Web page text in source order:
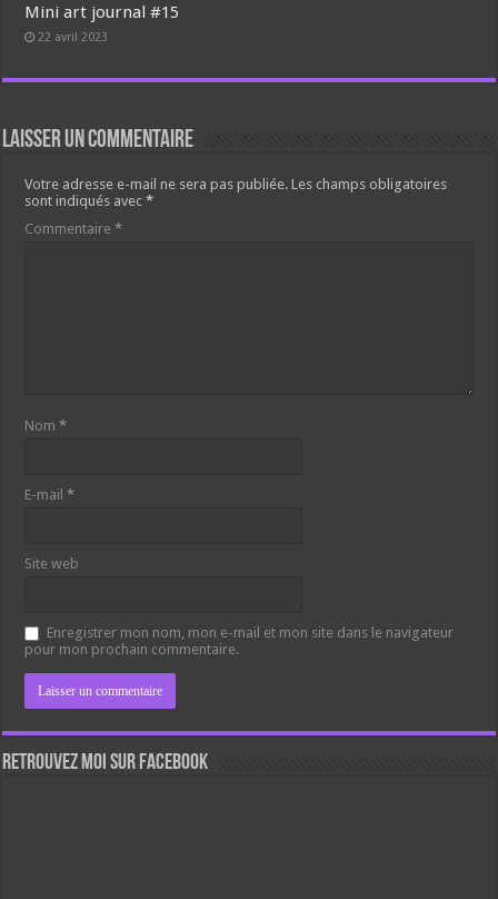
Mini art journal #15
22 avril 2023
Laisser un commentaire
Votre adresse e-mail ne sera pas publiée. Les champs obligatoires
sont indiqués avec*
Commentaire*
Nom*
E-mail*
Site web
Enregistrer mon nom, mon e-mail et mon site dans le navigateur
pour mon prochain commentaire.
Retrouvez moi sur Facebook